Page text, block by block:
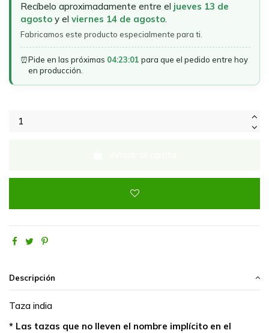
Recíbelo aproximadamente entre el jueves 13 de
agosto y el viernes 14 de agosto.
Fabricamos este producto especialmente para ti.
⏰Pide en las próximas 04:23:01 para que el pedido entre hoy
en producción.
Descripción
Taza india
* Las tazas que no lleven el nombre implícito en el